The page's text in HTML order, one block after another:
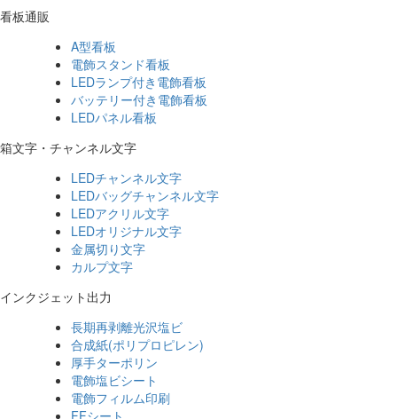
看板通販
A型看板
電飾スタンド看板
LEDランプ付き電飾看板
バッテリー付き電飾看板
LEDパネル看板
箱文字・チャンネル文字
LEDチャンネル文字
LEDバッグチャンネル文字
LEDアクリル文字
LEDオリジナル文字
金属切り文字
カルプ文字
インクジェット出力
長期再剥離光沢塩ビ
合成紙(ポリプロピレン)
厚手ターポリン
電飾塩ビシート
電飾フィルム印刷
FFシート